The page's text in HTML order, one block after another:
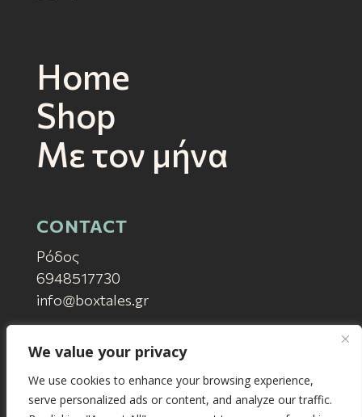
We value your privacy
We use cookies to enhance your browsing experience,
serve personalized ads or content, and analyze our traffic.
Home
Shop
Mε τον μήνα
CONTACT
Ρόδος
6948517730
info@boxtales.gr
SUPPORT
Συχνές Ερωτήσεις
Privacy